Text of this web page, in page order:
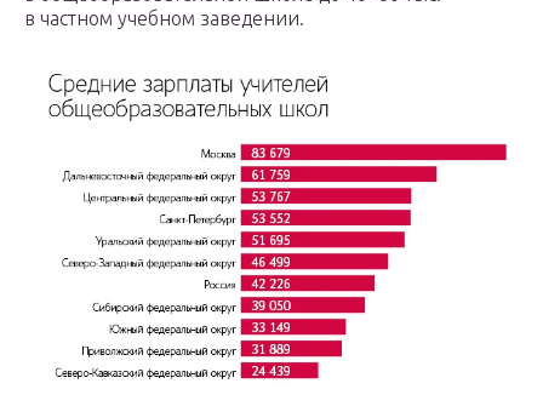
в частном учебном заведении.